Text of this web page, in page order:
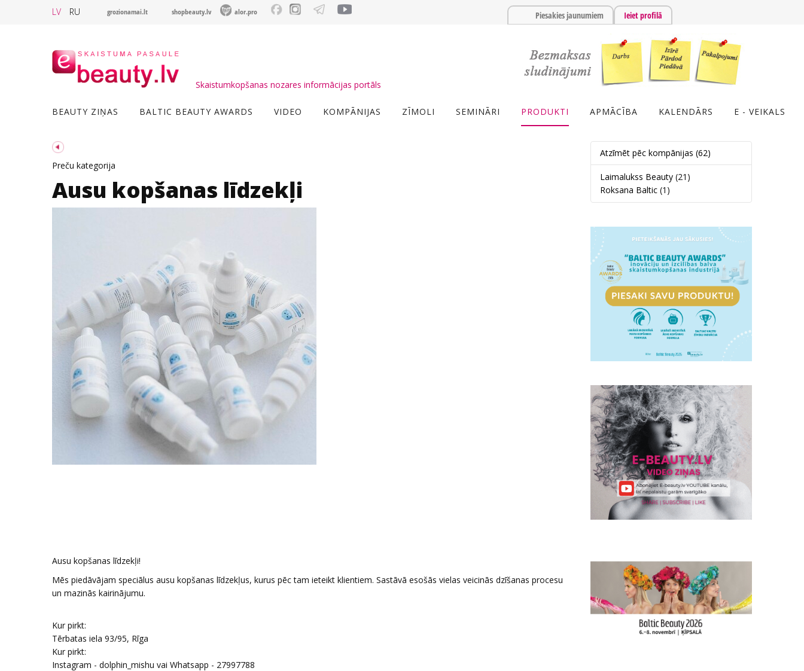
LV RU grozionamai.lt shopbeauty.lv alor.pro Piesakies jaunumiem Ieiet profilā
Skaistumkopšanas nozares informācijas portāls
BEAUTY ZIŅAS BALTIC BEAUTY AWARDS VIDEO KOMPĀNIJAS ZĪMOLI SEMINĀRI PRODUKTI APMĀCĪBA KALENDĀRS E - VEIKALS
Preču kategorija
Ausu kopšanas līdzekļi
Ausu kopšanas līdzekļi!
Mēs piedāvājam speciālus ausu kopšanas līdzekļus, kurus pēc tam ieteikt klientiem. Sastāvā esošās vielas veicinās dzīšanas procesu
un mazinās kairinājumu.
Kur pirkt:
Tērbatas iela 93/95, Rīga
Kur pirkt:
Instagram - dolphin_mishu vai Whatsapp - 27997788
Atzīmēt pēc kompānijas (62)
Laimalukss Beauty (21)
Roksana Baltic (1)